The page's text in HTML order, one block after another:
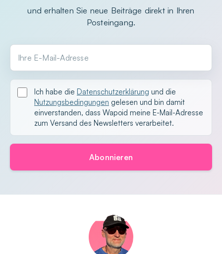
und erhalten Sie neue Beiträge direkt in Ihren
Posteingang.
Ihre E-Mail-Adresse
Ich habe die Datenschutzerklärung und die
Nutzungsbedingungen gelesen und bin damit
einverstanden, dass Wapoid meine E-Mail-Adresse
zum Versand des Newsletters verarbeitet.
Abonnieren